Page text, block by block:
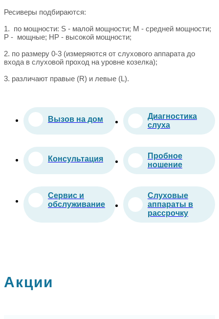
Ресиверы подбираются:
1. по мощности: S - малой мощности; М - средней мощности;
P - мощные; HP - высокой мощности;
2. по размеру 0-3 (измеряются от слухового аппарата до
входа в слуховой проход на уровне козелка);
3. различают правые (R) и левые (L).
Вызов на дом
Диагностика
слуха
Консультация
Пробное
ношение
Сервис и
обслуживание
Слуховые
аппараты в
рассрочку
Акции